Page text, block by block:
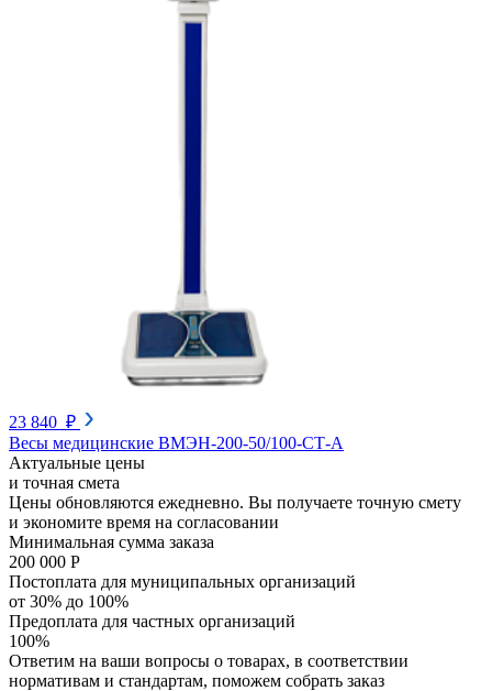
23 840 ₽
Весы медицинские ВМЭН-200-50/100-СТ-А
Актуальные цены
и точная смета
Цены обновляются ежедневно. Вы получаете точную смету
и экономите время на согласовании
Минимальная сумма заказа
200 000 Р
Постоплата для муниципальных организаций
от 30% до 100%
Предоплата для частных организаций
100%
Ответим на ваши вопросы о товарах, в соответствии
нормативам и стандартам, поможем собрать заказ